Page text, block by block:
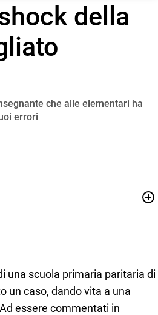
della
che alle elementari ha
errori
trasformo in parole scritte per lavoro e
una scuola primaria paritaria di
un caso, dando vita a una
essere commentati in